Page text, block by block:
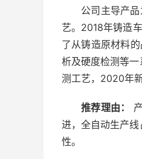
公司主导产
艺。2018年铸造
了从铸造原材料
析及硬度检测等
测工艺，2020年
推荐理由：
进，全自动生产
性。